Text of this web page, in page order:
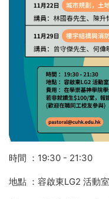
時間 ：19:30 - 21:30
地點 ：容啟東LG2 活動室